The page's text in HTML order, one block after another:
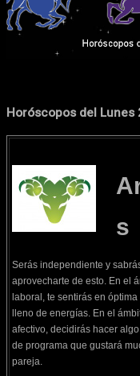
Facebook
Horóscopos del Lunes
s
Serás independiente y
aprovecharte de esto. En el
laboral, te sentirás en óptima
lleno de energías. En el
afectivo, decidirás hacer
de programa que gustará
pareja.